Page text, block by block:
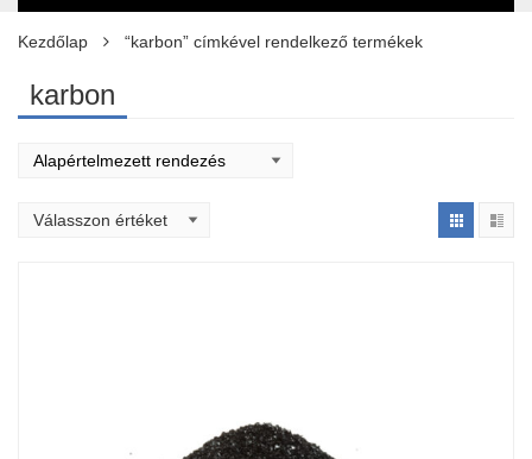
Kezdőlap “karbon” címkével rendelkező termékek
karbon